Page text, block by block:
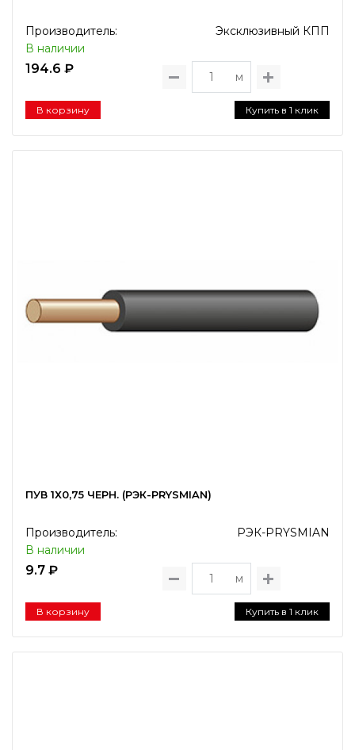
Производитель:
Эксклюзивный КПП
В наличии
194.6 ₽
м
В корзину Купить в 1 клик
ПУВ 1Х0,75 ЧЕРН. (РЭК-PRYSMIAN)
Производитель:
РЭК-PRYSMIAN
В наличии
9.7 ₽
м
В корзину Купить в 1 клик